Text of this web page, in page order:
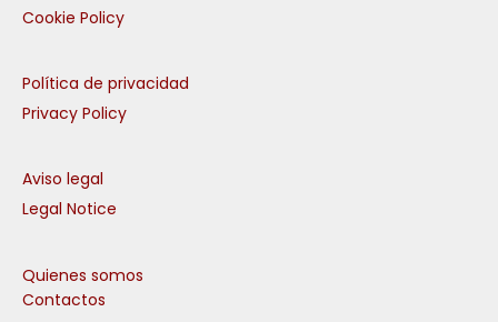
Cookie Policy
Política de privacidad
Privacy Policy
Aviso legal
Legal Notice
Quienes somos
Contactos